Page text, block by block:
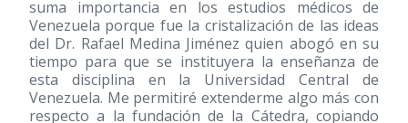
suma importancia en los estudios médicos de
Venezuela porque fue la cristalización de las ideas
del Dr. Rafael Medina Jiménez quien abogó en su
tiempo para que se instituyera la enseñanza de
esta disciplina en la Universidad Central de
Venezuela. Me permitiré extenderme algo más con
respecto a la fundación de la Cátedra, copiando